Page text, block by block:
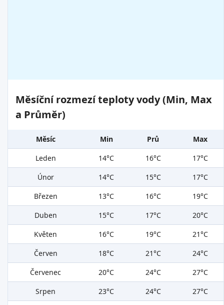
Měsíční rozmezí teploty vody (Min, Max
a Průměr)
Měsíc Min Prů
Max
Leden
14°C 16°C
17°C
Únor
14°C 15°C
17°C
Březen
13°C 16°C
19°C
Duben
15°C 17°C
20°C
Květen
16°C 19°C
21°C
Červen
18°C 21°C
24°C
Červenec
20°C 24°C
27°C
Srpen
23°C 24°C
27°C